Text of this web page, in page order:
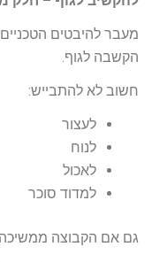
מעבר להיבטים
הקשבה לגוף.
חשוב לא להתבייש:
לעצור
לנוח
לאכול
למדוד סוכר
גם אם הקבוצה